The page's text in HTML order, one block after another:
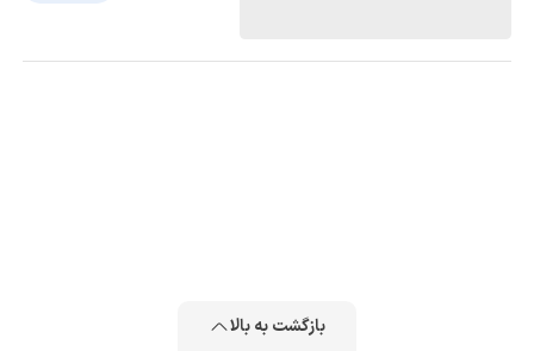
بازگشت به بالا